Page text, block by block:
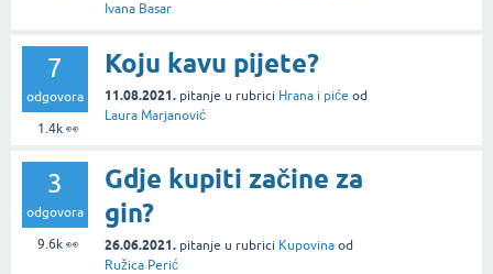
Ivana Basar
7
odgovora
1.4k👀
Koju kavu pijete?
11.08.2021. pitanje u rubrici Hrana i piće od
Laura Marjanović
3
odgovora
9.6k👀
Gdje kupiti začine za
gin?
26.06.2021. pitanje u rubrici Kupovina od
Ružica Perić